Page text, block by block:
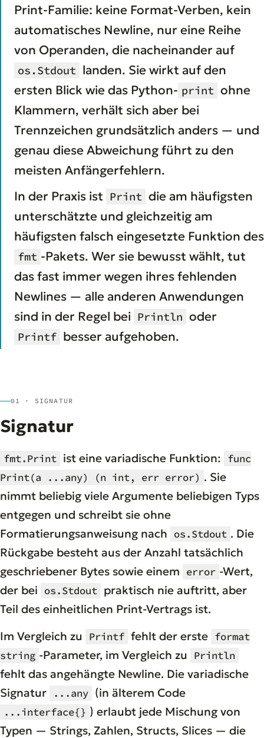
Print-Familie: keine Format-Verben, kein
automatisches Newline, nur eine Reihe
von Operanden, die nacheinander auf
os.Stdout landen. Sie wirkt auf den
ersten Blick wie das Python- print ohne
Klammern, verhält sich aber bei
Trennzeichen grundsätzlich anders — und
genau diese Abweichung führt zu den
meisten Anfängerfehlern.
In der Praxis ist Print die am häufigsten
unterschätzte und gleichzeitig am
häufigsten falsch eingesetzte Funktion des
fmt -Pakets. Wer sie bewusst wählt, tut
das fast immer wegen ihres fehlenden
Newlines — alle anderen Anwendungen
sind in der Regel bei Println oder
Printf besser aufgehoben.
01 · SIGNATUR
Signatur
fmt.Print ist eine variadische Funktion: func
Print(a ...any) (n int, err error) . Sie
nimmt beliebig viele Argumente beliebigen Typs
entgegen und schreibt sie ohne
Formatierungsanweisung nach os.Stdout . Die
Rückgabe besteht aus der Anzahl tatsächlich
geschriebener Bytes sowie einem error -Wert,
der bei os.Stdout praktisch nie auftritt, aber
Teil des einheitlichen Print-Vertrags ist.
Im Vergleich zu Printf fehlt der erste format
string -Parameter, im Vergleich zu Println
fehlt das angehängte Newline. Die variadische
Signatur
...any (in älterem Code
...interface{} ) erlaubt jede Mischung von
Typen — Strings, Zahlen, Structs, Slices — die